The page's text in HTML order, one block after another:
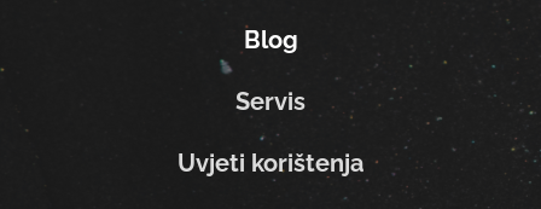
Blog
Servis
Uvjeti korištenja